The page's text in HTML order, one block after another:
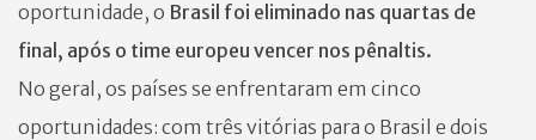
oportunidade, o Brasil foi eliminado nas quartas de
final, após o time europeu vencer nos pênaltis.
No geral, os países se enfrentaram em cinco
oportunidades: com três vitórias para o Brasil e dois